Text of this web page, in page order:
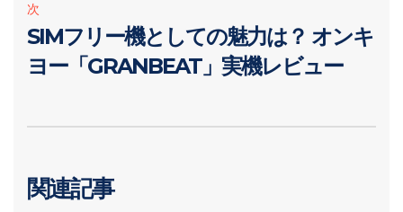
次
SIMフリー機としての魅力は？ オンキ
ヨー「GRANBEAT」実機レビュー
関連記事